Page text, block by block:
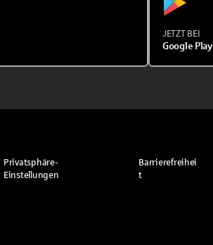
JETZT BEI
Google Play
Privatsphäre-
Einstellungen
Barrierefreihei
t